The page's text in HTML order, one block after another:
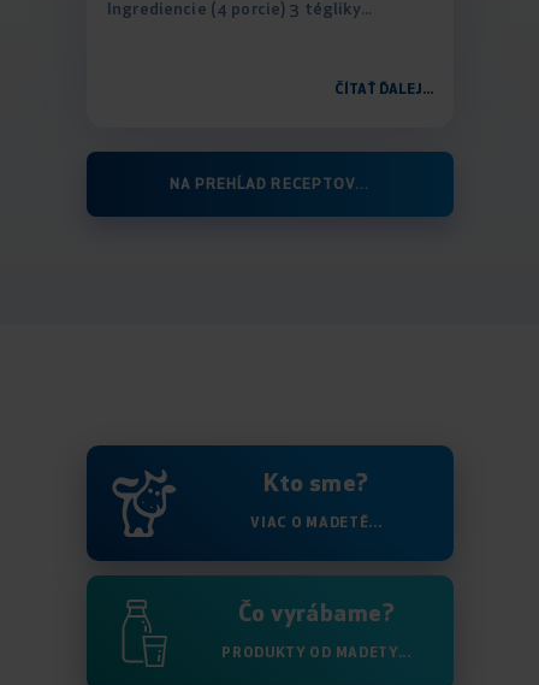
Ingrediencie (4 porcie) 3 tégliky...
ČÍTAŤ ĎALEJ...
NA PREHĹAD RECEPTOV...
Kto sme?
VIAC O MADETĚ...
Čo vyrábame?
PRODUKTY OD MADETY...